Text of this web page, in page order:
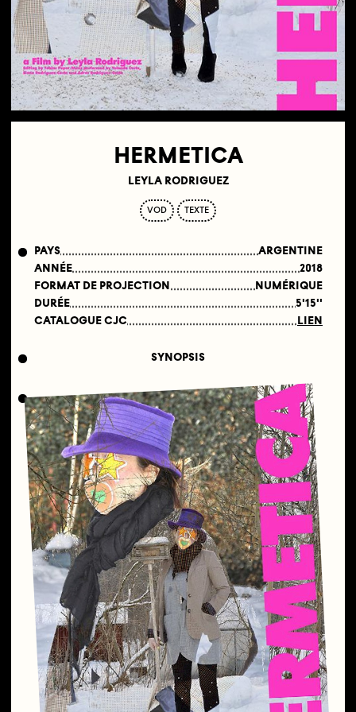
HERMETICA
LEYLA RODRIGUEZ
VOD TEXTE
PAYS
ARGENTINE
ANNÉE
2018
FORMAT DE PROJECTION
NUMÉRIQUE
DURÉE
5'15''
CATALOGUE CJC
LIEN
SYNOPSIS